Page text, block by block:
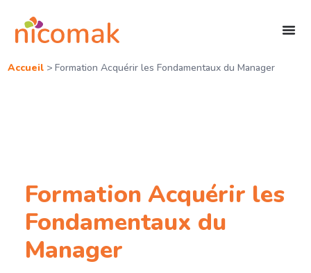
Accueil> Formation Acquérir les Fondamentaux du Manager
Formation Acquérir les
Fondamentaux du
Manager